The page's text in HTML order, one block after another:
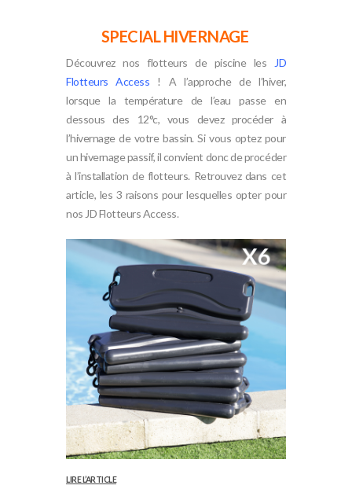
SPECIAL HIVERNAGE
Découvrez nos flotteurs de piscine les
JD
Flotteurs Access ! A l’approche de l’hiver,
lorsque la température de l’eau passe en
dessous des 12°c, vous devez procéder à
l’hivernage de votre bassin. Si vous optez pour
un hivernage passif, il convient donc de procéder
à l’installation de flotteurs. Retrouvez dans cet
article, les 3 raisons pour lesquelles opter pour
nos JD Flotteurs Access.
LIRE L’ARTICLE